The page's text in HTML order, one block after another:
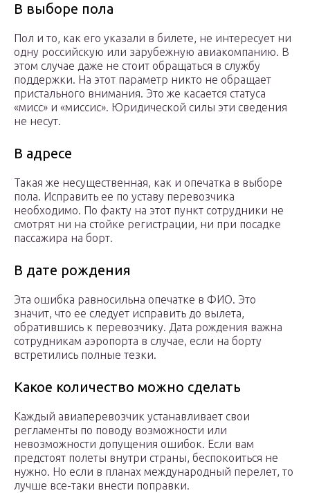
В выборе пола
Пол и то, как его указали в билете, не интересует ни
одну российскую или зарубежную авиакомпанию. В
этом случае даже не стоит обращаться в службу
поддержки. На этот параметр никто не обращает
пристального внимания. Это же касается статуса
«мисс» и «миссис». Юридической силы эти сведения
не несут.
В адресе
Такая же несущественная, как и опечатка в выборе
пола. Исправить ее по уставу перевозчика
необходимо. По факту на этот пункт сотрудники не
смотрят ни на стойке регистрации, ни при посадке
пассажира на борт.
В дате рождения
Эта ошибка равносильна опечатке в ФИО. Это
значит, что ее следует исправить до вылета,
обратившись к перевозчику. Дата рождения важна
сотрудникам аэропорта в случае, если на борту
встретились полные тезки.
Какое количество можно сделать
Каждый авиаперевозчик устанавливает свои
регламенты по поводу возможности или
невозможности допущения ошибок. Если вам
предстоят полеты внутри страны, беспокоиться не
нужно. Но если в планах международный перелет, то
лучше все-таки внести поправки.